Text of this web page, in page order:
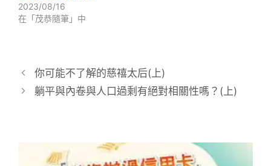
2023/08/16
在「茂恭隨筆」中
你可能不了解的慈禧太后(上)
躺平與內卷與人口過剩有絕對相關性嗎？(上)